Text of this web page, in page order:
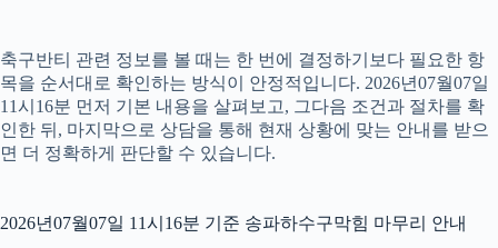
축구반티 관련 정보를 볼 때는 한 번에 결정하기보다 필요한 항
목을 순서대로 확인하는 방식이 안정적입니다. 2026년07월07일
11시16분 먼저 기본 내용을 살펴보고, 그다음 조건과 절차를 확
인한 뒤, 마지막으로 상담을 통해 현재 상황에 맞는 안내를 받으
면 더 정확하게 판단할 수 있습니다.
2026년07월07일 11시16분 기준 송파하수구막힘 마무리 안내